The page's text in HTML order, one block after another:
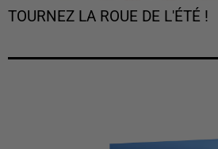
TOURNEZ LA ROUE DE L'ÉTÉ !